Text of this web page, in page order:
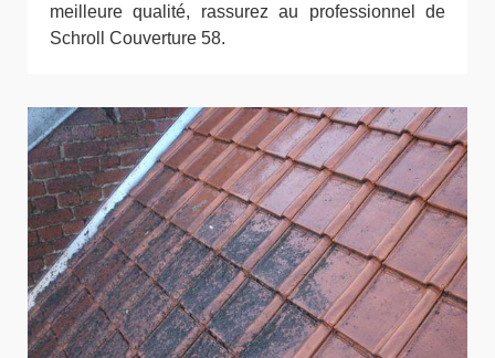
meilleure qualité, rassurez au professionnel de
Schroll Couverture 58.